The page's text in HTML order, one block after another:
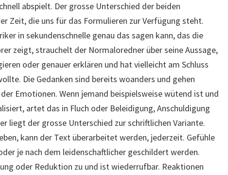
abspielt. Der grosse Unterschied der beiden
Zeit, die uns für das Formulieren zur Verfügung steht.
in sekundenschnelle genau das sagen kann, das die
zeigt, strauchelt der Normaloredner über seine Aussage,
oder genauer erklären und hat vielleicht am Schluss
Die Gedanken sind bereits woanders und gehen
Emotionen. Wenn jemand beispielsweise wütend ist und
artet das in Fluch oder Beleidigung, Anschuldigung
liegt der grosse Unterschied zur schriftlichen Variante.
kann der Text überarbeitet werden, jederzeit. Gefühle
je nach dem leidenschaftlicher geschildert werden.
oder Reduktion zu und ist wiederrufbar. Reaktionen